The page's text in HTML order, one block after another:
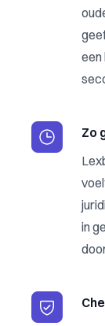
een
Zo
in